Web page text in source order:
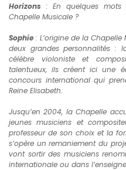
Horizons : En quelques mots
Chapelle Musicale ?
Sophie : L’origine de la
deux grandes personnalités :
célèbre violoniste et
talentueux, ils créent ici une
concours international qui
Reine Elisabeth.
Jusqu’en 2004, la Chapelle
jeunes musiciens et
professeur de son choix et la
s’opère un remaniement du
vont sortir des musiciens
internationale ou dans